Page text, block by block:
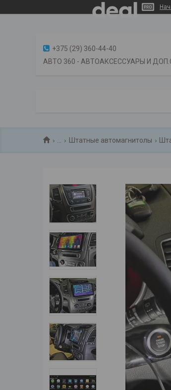
+375 (29) 360-44-40
АВТО 360 - АВТОАКСЕССУАРЫ И
Штатные автомагнитолы